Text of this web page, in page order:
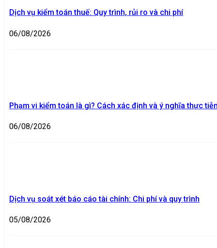
Dịch vụ kiểm toán thuế: Quy trình, rủi ro và chi phí
06/08/2026
Phạm vi kiểm toán là gì? Cách xác định và ý nghĩa thực
06/08/2026
Dịch vụ soát xét báo cáo tài chính: Chi phí và quy trình
05/08/2026